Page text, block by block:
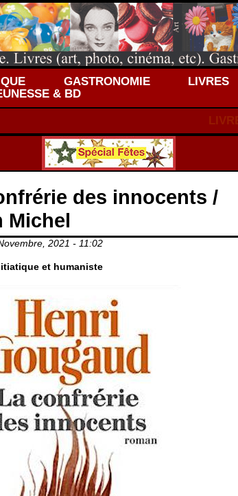
GASTRONOMIE LIVRES
& BD
des innocents /
Michel
2021 - 11:02
et humaniste